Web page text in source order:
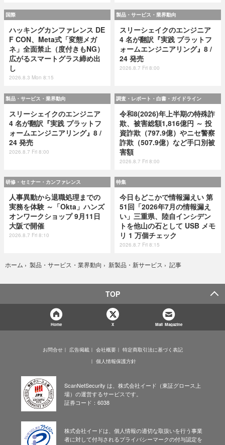
国際
ハッキングカンファレンス DE
F CON、Meta式「変態メガ
ネ」全面禁止（度付きもNG）
広がるスマートグラス締め出
し
2026.8.3 Mon 8:15
製品・サービス・業界動向
スリーシェイクのエンジニア
4 名が翻訳『実践 プラットフ
ォームエンジニアリング』8 /
24 発売
2026.8.7 Fri 8:00
製品・サービス・業界動向
スリーシェイクのエンジニア
4 名が翻訳『実践 プラットフ
ォームエンジニアリング』8 /
24 発売
2026.8.7 Fri 8:00
調査・レポート・白書・ガイドライン
令和8(2026)年上半期の特殊詐
欺、被害総額1,816億円 ～ 投
資詐欺（797.9億）やニセ警察
詐欺（507.9億）など手口別被
害額
2026.8.7 Fri 8:00
研修・セミナー・カンファレンス
人事異動から退職処理までの
実務を体験 ～「Okta」ハンズ
オンワークショップ 9月11日
大阪で開催
2026.8.7 Fri 8:10
特集
今日もどこかで情報漏えい 第
51回「2026年7月の情報漏え
い」三重県、陸自インシデン
トを他山の石として USB メモ
リ 1 万個チェック
2026.8.7 Fri 8:15
ホーム › 製品・サービス・業界動向 › 新製品・新サービス › 記事
TOP
Home X Mail Magazine
お問合せ 広告掲載 会社概要
特定商取引法に基づく表記
個人情報保護方針
ScanNetSecurity は、株式会社イード（東証グロース上
場）の運営するサービスです。
証券コード：6038
株式会社イードは、個人情報の適切な取扱いを行う事業
者に対して付与されるプライバシーマークの付与認定を